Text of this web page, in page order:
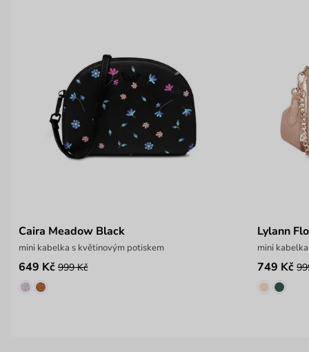
Caira Meadow Black
mini kabelka s květinovým potiskem
649 Kč 999 Kč
Lylann
mini
749 Kč